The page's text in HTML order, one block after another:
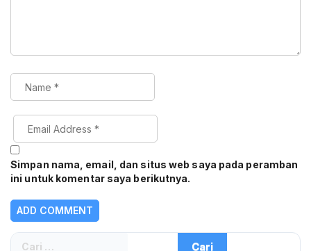
Simpan nama, email, dan situs web saya pada peramban
ini untuk komentar saya berikutnya.
Cari